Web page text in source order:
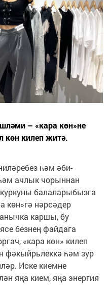
– «кара көн»не
көн килеп житә.
һәм әби-
ачлык чорыннан
куркуны балаларыбызга
көн»гә нәрсәдер
каршы, бу
безнең файдага
«кара көн» килеп
фәкыйрьлеккә һәм зур
Иске киемне
яңа кием, яңа энергия